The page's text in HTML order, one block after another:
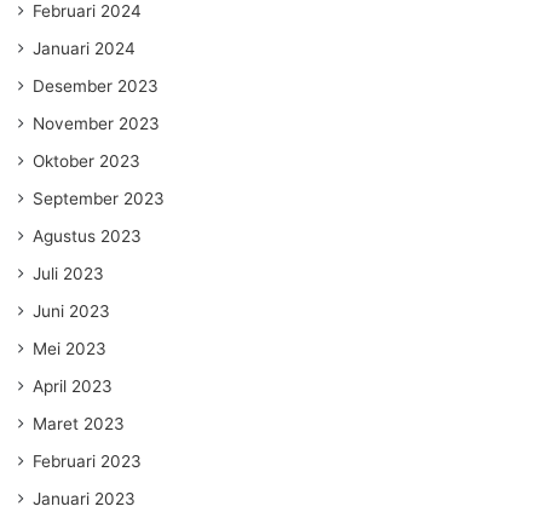
Februari 2024
Januari 2024
Desember 2023
November 2023
Oktober 2023
September 2023
Agustus 2023
Juli 2023
Juni 2023
Mei 2023
April 2023
Maret 2023
Februari 2023
Januari 2023